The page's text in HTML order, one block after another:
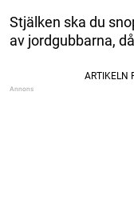
Stjälken ska du
av jordgubbarna,